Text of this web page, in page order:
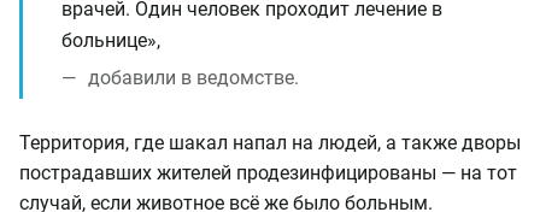
врачей. Один человек проходит лечение в
больнице»,
добавили в ведомстве.
Территория, где шакал напал на людей, а также дворы
пострадавших жителей продезинфицированы — на тот
случай, если животное всё же было больным.